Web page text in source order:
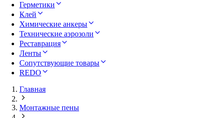
Герметики
Клей
Химические анкеры
Технические аэрозоли
Реставрация
Ленты
Сопутствующие товары
REDO
Главная
Монтажные пены